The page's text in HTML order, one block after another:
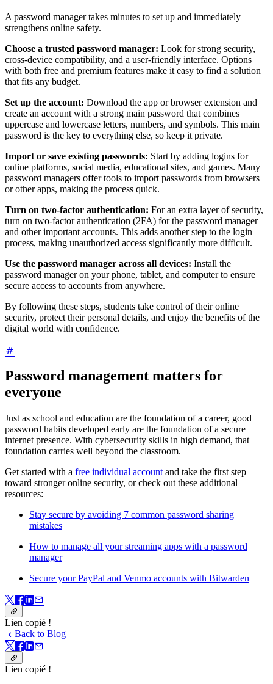
A password manager takes minutes to set up and immediately
strengthens online safety.
Choose a trusted password manager: Look for strong security,
cross-device compatibility, and a user-friendly interface. Options
with both free and premium features make it easy to find a solution
that fits any budget.
Set up the account: Download the app or browser extension and
create an account with a strong main password that combines
uppercase and lowercase letters, numbers, and symbols. This main
password is the key to everything else, so keep it private.
Import or save existing passwords: Start by adding logins for
online platforms, social media, educational sites, and games. Many
password managers offer tools to import passwords from browsers
or other apps, making the process quick.
Turn on two-factor authentication: For an extra layer of security,
turn on two-factor authentication (2FA) for the password manager
and other important accounts. This adds another step to the login
process, making unauthorized access significantly more difficult.
Use the password manager across all devices: Install the
password manager on your phone, tablet, and computer to ensure
secure access to accounts from anywhere.
By following these steps, students take control of their online
security, protect their personal details, and enjoy the benefits of the
digital world with confidence.
Password management matters for
everyone
Just as school and education are the foundation of a career, good
password habits developed early are the foundation of a secure
internet presence. With cybersecurity skills in high demand, that
foundation carries well beyond the classroom.
Get started with a free individual account and take the first step
toward stronger online security, or check out these additional
resources:
Stay secure by avoiding 7 common password sharing
mistakes
How to manage all your streaming apps with a password
manager
Secure your PayPal and Venmo accounts with Bitwarden
Lien copié !
Back to Blog
Lien copié !